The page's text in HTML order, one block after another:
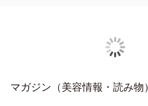
マガジン（美容情報・読み物）